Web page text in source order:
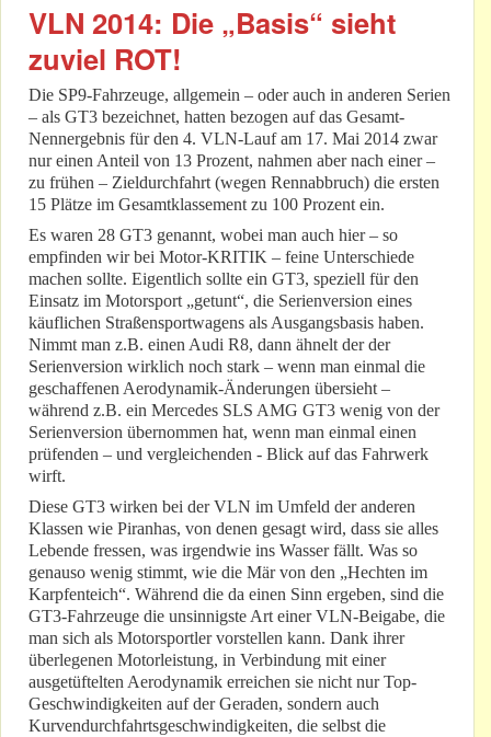
VLN 2014: Die „Basis“ sieht
zuviel ROT!
Die SP9-Fahrzeuge, allgemein – oder auch in anderen Serien
– als GT3 bezeichnet, hatten bezogen auf das Gesamt-
Nennergebnis für den 4. VLN-Lauf am 17. Mai 2014 zwar
nur einen Anteil von 13 Prozent, nahmen aber nach einer –
zu frühen – Zieldurchfahrt (wegen Rennabbruch) die ersten
15 Plätze im Gesamtklassement zu 100 Prozent ein.
Es waren 28 GT3 genannt, wobei man auch hier – so
empfinden wir bei Motor-KRITIK – feine Unterschiede
machen sollte. Eigentlich sollte ein GT3, speziell für den
Einsatz im Motorsport „getunt“, die Serienversion eines
käuflichen Straßensportwagens als Ausgangsbasis haben.
Nimmt man z.B. einen Audi R8, dann ähnelt der der
Serienversion wirklich noch stark – wenn man einmal die
geschaffenen Aerodynamik-Änderungen übersieht –
während z.B. ein Mercedes SLS AMG GT3 wenig von der
Serienversion übernommen hat, wenn man einmal einen
prüfenden – und vergleichenden - Blick auf das Fahrwerk
wirft.
Diese GT3 wirken bei der VLN im Umfeld der anderen
Klassen wie Piranhas, von denen gesagt wird, dass sie alles
Lebende fressen, was irgendwie ins Wasser fällt. Was so
genauso wenig stimmt, wie die Mär von den „Hechten im
Karpfenteich“. Während die da einen Sinn ergeben, sind die
GT3-Fahrzeuge die unsinnigste Art einer VLN-Beigabe, die
man sich als Motorsportler vorstellen kann. Dank ihrer
überlegenen Motorleistung, in Verbindung mit einer
ausgetüftelten Aerodynamik erreichen sie nicht nur Top-
Geschwindigkeiten auf der Geraden, sondern auch
Kurvendurchfahrtsgeschwindigkeiten, die selbst die